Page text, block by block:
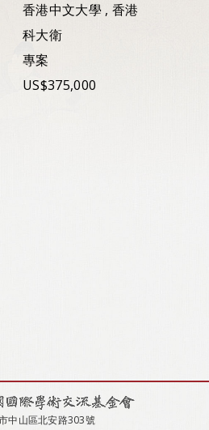
香港中文大學 , 香港
科大衛
專案
US$375,000
中山區北安路303號